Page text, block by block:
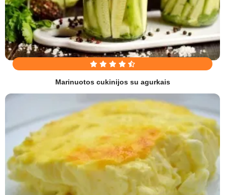
Marinuotos cukinijos su agurkais